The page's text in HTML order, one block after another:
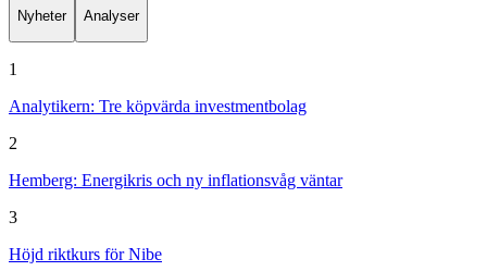
Nyheter Analyser
1
Analytikern: Tre köpvärda investmentbolag
2
Hemberg: Energikris och ny inflationsvåg väntar
3
Höjd riktkurs för Nibe